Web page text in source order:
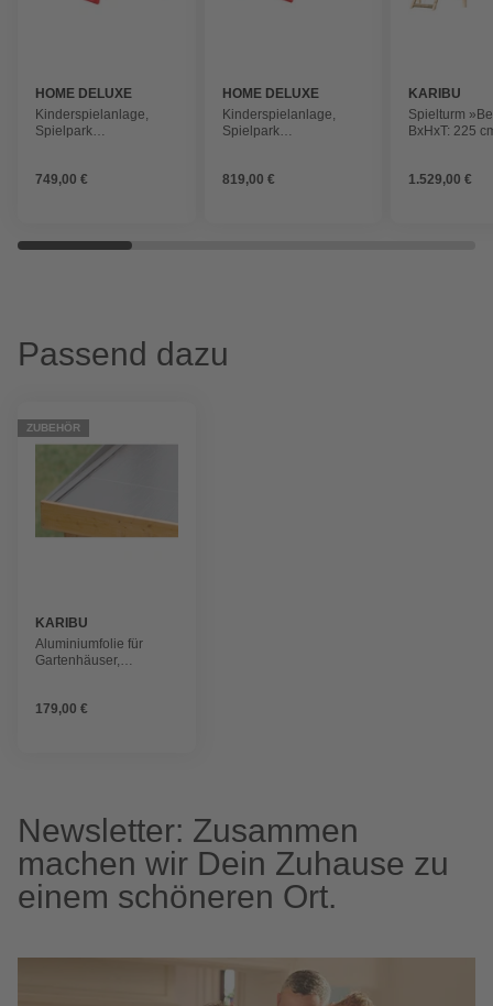
HOME DELUXE
Kinderspielanlage,
Spielpark
749,00 €
HOME DELUXE
Kinderspielanlage,
Spielpark
819,00 €
KARIBU
Spielturm
BxHxT: 225
1.529,00 €
Passend dazu
ZUBEHÖR
KARIBU
Aluminiumfolie für
Gartenhäuser,
179,00 €
Newsletter: Zusammen
machen wir Dein Zuhause zu
einem schöneren Ort.